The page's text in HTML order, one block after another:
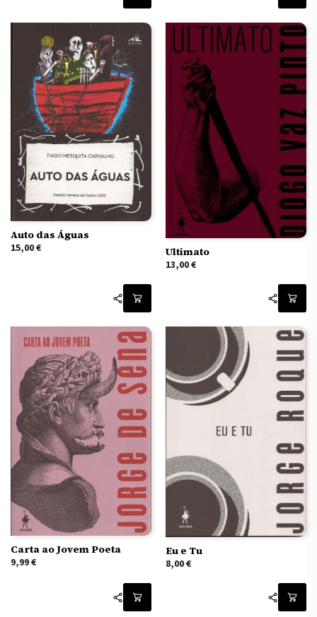
Auto das Águas
15,00€
Ultimato
13,00€
Carta ao Jovem Poeta
9,99€
Eu e Tu
8,00€